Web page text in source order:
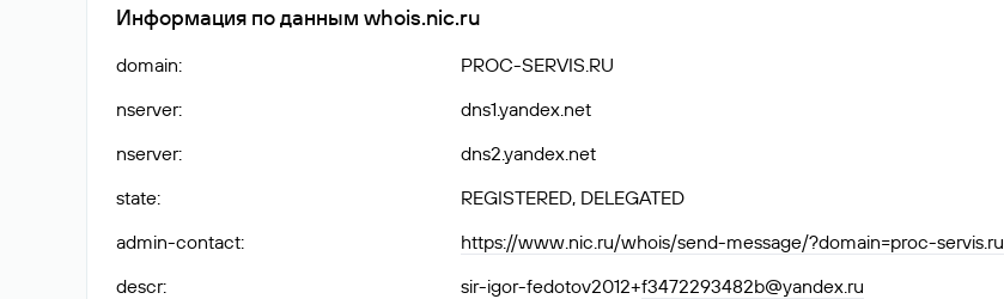
Информация по данным whois.nic.ru
domain:
PROC-SERVIS.RU
nserver:
dns1.yandex.net
nserver:
dns2.yandex.net
state:
REGISTERED, DELEGATED
admin-contact:
https://www.nic.ru/whois/send-message/?domain=proc-servis.ru
descr: sir-igor-fedotov2012+f3472293482b@yandex.ru